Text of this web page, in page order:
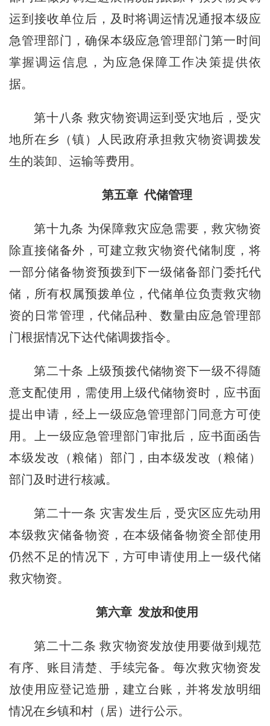
运到接收单位后，及时将调运情况通报本级应
急管理部门，确保本级应急管理部门第一时间
掌握调运信息，为应急保障工作决策提供依
据。
第十八条 救灾物资调运到受灾地后，受灾
地所在乡（镇）人民政府承担救灾物资调拨发
生的装卸、运输等费用。
第五章 代储管理
第十九条 为保障救灾应急需要，救灾物资
除直接储备外，可建立救灾物资代储制度，将
一部分储备物资预拨到下一级储备部门委托代
储，所有权属预拨单位，代储单位负责救灾物
资的日常管理，代储品种、数量由应急管理部
门根据情况下达代储调拨指令。
第二十条 上级预拨代储物资下一级不得随
意支配使用，需使用上级代储物资时，应书面
提出申请，经上一级应急管理部门同意方可使
用。上一级应急管理部门审批后，应书面函告
本级发改（粮储）部门，由本级发改（粮储）
部门及时进行核减。
第二十一条 灾害发生后，受灾区应先动用
本级救灾储备物资，在本级储备物资全部使用
仍然不足的情况下，方可申请使用上一级代储
救灾物资。
第六章 发放和使用
第二十二条 救灾物资发放使用要做到规范
有序、账目清楚、手续完备。每次救灾物资发
放使用应登记造册，建立台账，并将发放明细
情况在乡镇和村（居）进行公示。